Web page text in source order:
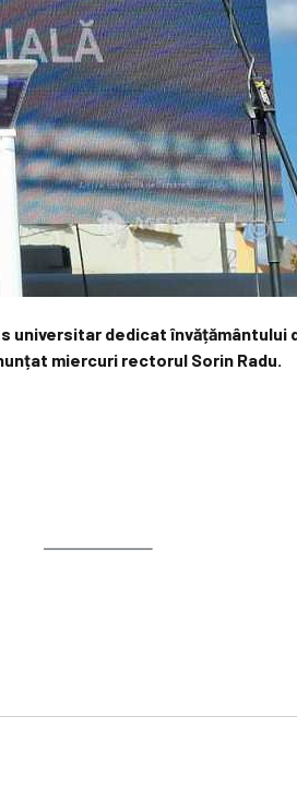
universitar dedicat
miercuri rectorul Sorin Radu.